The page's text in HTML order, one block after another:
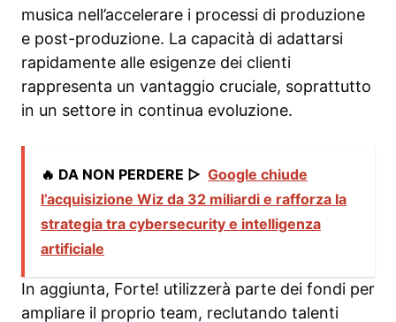
musica nell’accelerare i processi di produzione
e post-produzione. La capacità di adattarsi
rapidamente alle esigenze dei clienti
rappresenta un vantaggio cruciale, soprattutto
in un settore in continua evoluzione.
🔥 DA NON PERDERE ▷ Google chiude
l’acquisizione Wiz da 32 miliardi e rafforza la
strategia tra cybersecurity e intelligenza
artificiale
In aggiunta, Forte! utilizzerà parte dei fondi per
ampliare il proprio team, reclutando talenti